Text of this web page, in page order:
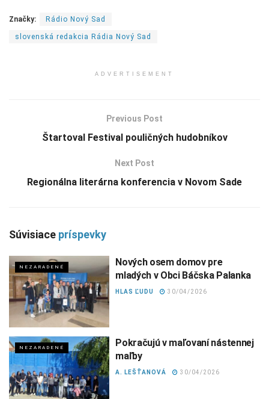
Značky: Rádio Nový Sad
slovenská redakcia Rádia Nový Sad
ADVERTISEMENT
Previous Post
Štartoval Festival pouličných hudobníkov
Next Post
Regionálna literárna konferencia v Novom Sade
Súvisiace príspevky
NEZARADENÉ
Nových osem domov pre
mladých v Obci Báčska Palanka
HLAS ĽUDU 30/04/2026
NEZARADENÉ
Pokračujú v maľovaní nástennej
maľby
A. LEŠŤANOVÁ 30/04/2026